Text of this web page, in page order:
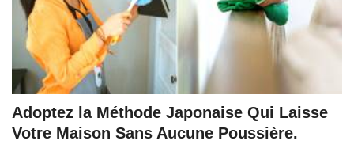
Adoptez la Méthode Japonaise Qui Laisse
Votre Maison Sans Aucune Poussière.